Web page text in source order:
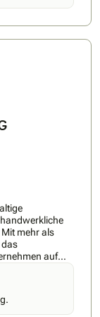
Qualität
Erzeuger.
PVT-Anlage
saubere
mehr als
auf
eines
zu